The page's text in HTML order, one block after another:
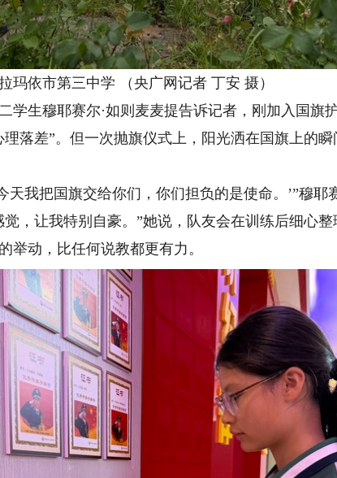
玛依市第三中学 （央广网记者 丁安 摄）
生穆耶赛尔·如则麦麦提告诉记者，刚加入国旗
落差”。但一次抛旗仪式上，阳光洒在国旗上的
我把国旗交给你们，你们担负的是使命。’”穆耶
，让我特别自豪。”她说，队友会在训练后细心
举动，比任何说教都更有力。